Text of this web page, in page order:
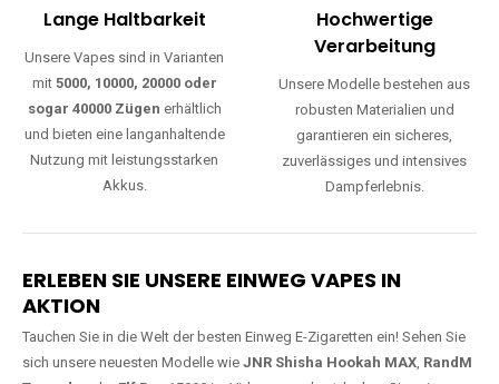
Lange Haltbarkeit
Unsere Vapes sind in Varianten
mit 5000, 10000, 20000 oder
sogar 40000 Zügen erhältlich
und bieten eine langanhaltende
Nutzung mit leistungsstarken
Akkus.
Hochwertige
Verarbeitung
Unsere Modelle bestehen aus
robusten Materialien und
garantieren ein sicheres,
zuverlässiges und intensives
Dampferlebnis.
ERLEBEN SIE UNSERE EINWEG VAPES IN
AKTION
Tauchen Sie in die Welt der besten Einweg E-Zigaretten ein! Sehen Sie
sich unsere neuesten Modelle wie JNR Shisha Hookah MAX, RandM